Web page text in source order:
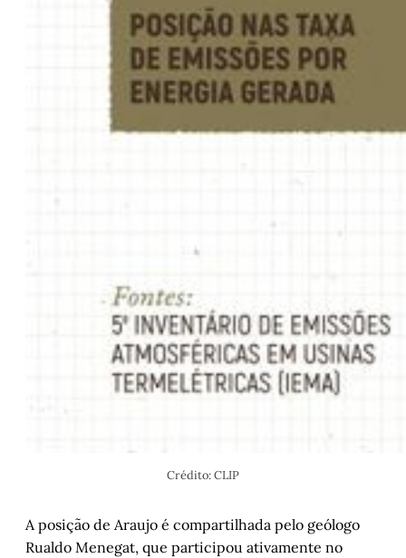
Crédito: CLIP
A posição de Araujo é compartilhada pelo geólogo
Rualdo Menegat, que participou ativamente no